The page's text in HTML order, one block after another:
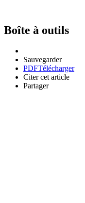
Boîte à outils
Sauvegarder
PDFTélécharger
Citer cet article
Partager